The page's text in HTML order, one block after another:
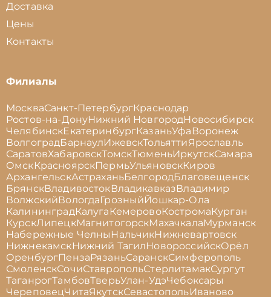
Доставка
Цены
Контакты
Филиалы
МоскваСанкт-ПетербургКраснодар
Ростов-на-ДонуНижний НовгородНовосибирск
ЧелябинскЕкатеринбургКазаньУфа Воронеж
ВолгоградБарнаулИжевскТольяттиЯрославль
СаратовХабаровскТомскТюменьИркутскСамара
ОмскКрасноярскПермьУльяновскКиров
АрхангельскАстраханьБелгородБлаговещенск
БрянскВладивостокВладикавказВладимир
ВолжскийВологдаГрозныйЙошкар-Ола
КалининградКалуга КемеровоКостромаКурган
КурскЛипецкМагнитогорскМахачкалаМурманск
Набережные Челны НальчикНижневартовск
НижнекамскНижний ТагилНовороссийскОрёл
ОренбургПензаРязаньСаранскСимферополь
СмоленскСочиСтавропольСтерлитамакСургут
ТаганрогТамбовТверьУлан-УдэЧебоксары
ЧереповецЧитаЯкутскСевастопольИваново